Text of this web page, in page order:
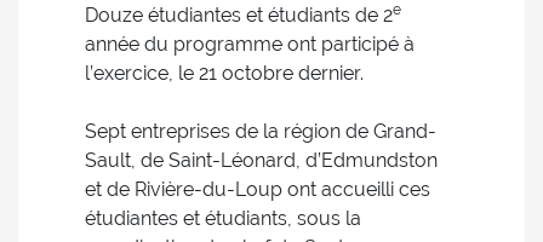
Douze étudiantes et étudiants de 2e
année du programme ont participé à
l’exercice, le 21 octobre dernier.
Sept entreprises de la région de Grand-
Sault, de Saint-Léonard, d’Edmundston
et de Rivière-du-Loup ont accueilli ces
étudiantes et étudiants, sous la